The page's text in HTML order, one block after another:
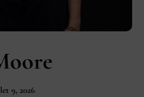
9, 2026